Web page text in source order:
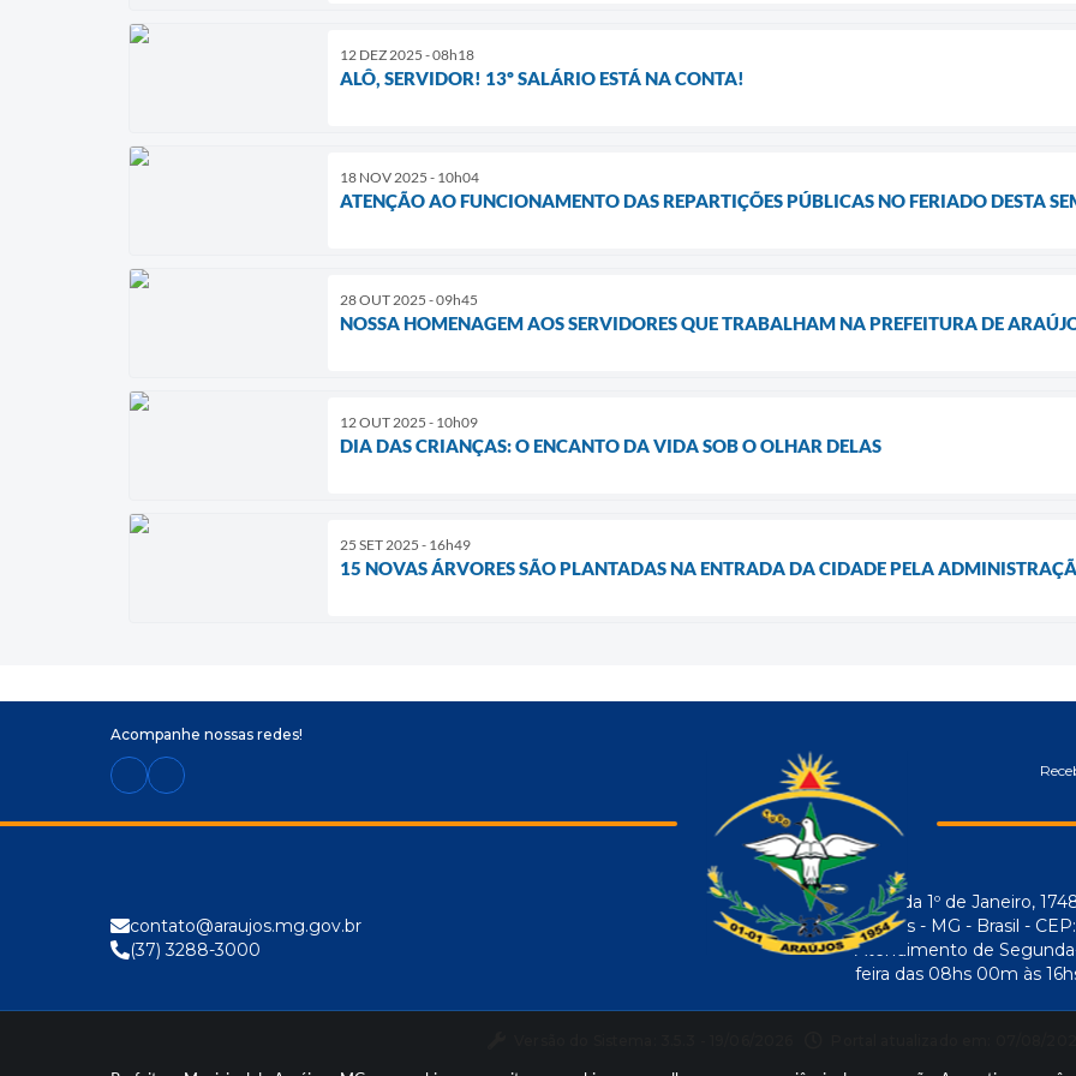
12 DEZ 2025 - 08h18
ALÔ, SERVIDOR! 13º SALÁRIO ESTÁ NA CONTA!
18 NOV 2025 - 10h04
ATENÇÃO AO FUNCIONAMENTO DAS REPARTIÇÕES PÚBLICAS NO FERIADO DESTA
28 OUT 2025 - 09h45
NOSSA HOMENAGEM AOS SERVIDORES QUE TRABALHAM NA PREFEITURA DE
12 OUT 2025 - 10h09
DIA DAS CRIANÇAS: O ENCANTO DA VIDA SOB O OLHAR DELAS
25 SET 2025 - 16h49
15 NOVAS ÁRVORES SÃO PLANTADAS NA ENTRADA DA CIDADE PELA
Acompanhe nossas redes!
contato@araujos.mg.gov.br
(37) 3288-3000
Avenida 1º de Janeiro,
Araújos - MG - Brasil -
Atendimento de
feira das 08hs 00m às